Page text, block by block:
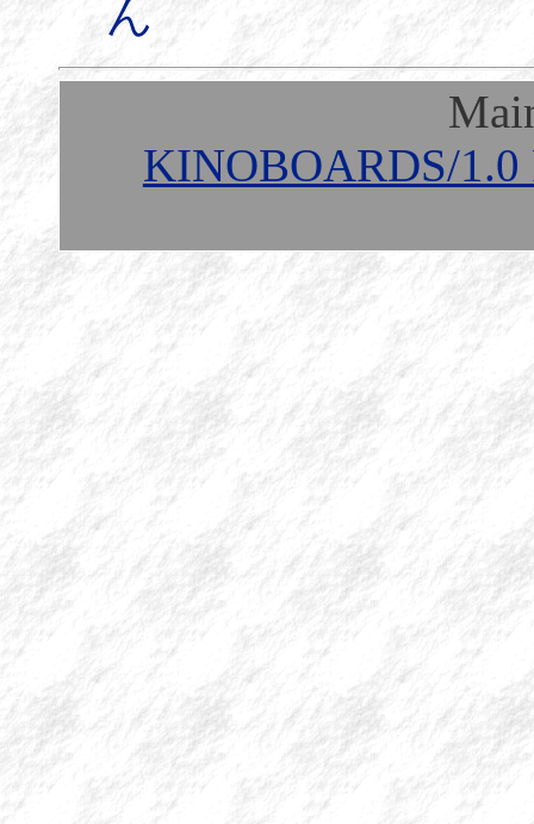
ん
KINOBOARDS/1.0